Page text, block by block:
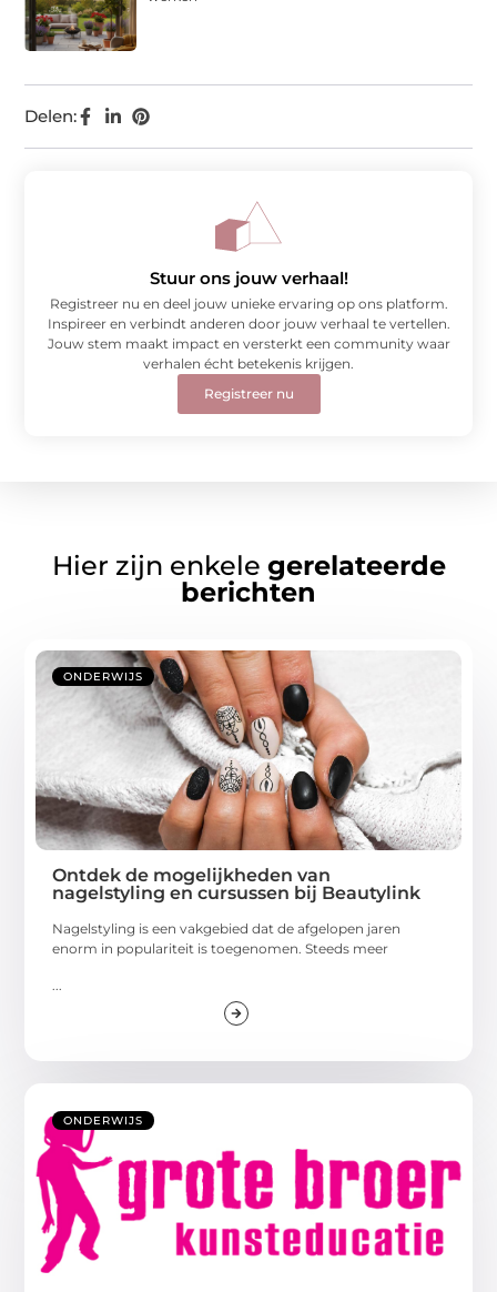
Delen:
Stuur ons jouw verhaal!
Registreer nu en deel jouw unieke ervaring op ons platform.
Inspireer en verbindt anderen door jouw verhaal te vertellen.
Jouw stem maakt impact en versterkt een community waar
verhalen écht betekenis krijgen.
Registreer nu
Hier zijn enkele gerelateerde
berichten
ONDERWIJS
Ontdek de mogelijkheden van
nagelstyling en cursussen bij Beautylink
Nagelstyling is een vakgebied dat de afgelopen jaren
enorm in populariteit is toegenomen. Steeds meer
ONDERWIJS